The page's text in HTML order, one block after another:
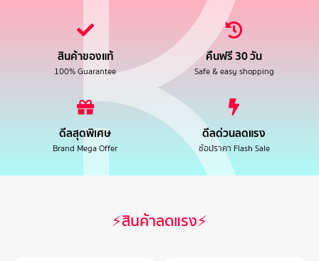
สินค้าของแท้
100% Guarantee
คืนฟรี 30 วัน
Safe & easy shopping
ดีลสุดพิเศษ
Brand Mega Offer
ดีลด่วนลดแรง
ช้อปราคา Flash Sale
⚡สินค้าลดแรง⚡